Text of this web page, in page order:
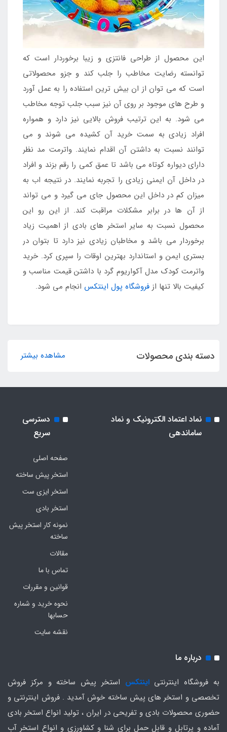
این محصول از طراحی فانتزی و زیبا برخوردار است که
توانسته رضایت مخاطب را جلب کند و جزو محصولاتی
است که می توان از ان بیش ترین استفاده را به عمل آورد
و طرح های موجود بر روی آن نیز سبب جلب توجه مخاطب
می شود. به این ترتیب فروش بالایی نیز دارد و همواره
افراد زیادی به سمت خرید آن کشیده می شوند و می
توانند نسبت به داشتن آن اقدام نمایند. واترمت مد نظر
دارای دیواره کوتاه می باشد تا عمق کمی را رقم بزند و افراد
در داخل آن ایمنی زیادی را تجربه نمایند. در نتیجه اب به
میزان کم در داخل این محصول جای می گیرد و می تواند
از آن ها در برابر مشکلات مراقبت کند. از این رو این
محصول نسبت به سایر استخر های بادی از اهمیت زیاد
برخوردار می باشد و مخاطبان زیادی نیز دارد تا بتوان در
بستری ایمن و استاندارد بهترین اوقات را سپری کرد. خرید
واترمت کودک مدل آکواریوم گرد با داشتن قیمت مناسب و
کیفیت بالا تنها از فروشگاه پول اینتکس انجام می شود.
دسته بندی محصولات مشاهده بیشتر
نماد اعتماد الکترونیک و نماد
ساماندهی
دسترسی
سریع
صفحه اصلی
استخر پیش ساخته
استخر ایزی ست
استخر بادی
نمونه کار استخر پیش
ساخته
مقالات
تماس با ما
قوانین و مقررات
نحوه خرید و شماره
حسابها
نقشه سایت
درباره ما
به فروشگاه اینترنتیاینتکس استخر پیش ساخته و مرکز فروش
تخصصی و استخر های پیش ساخته خوش آمدید . فروش اینترنتی و
حضوری محصولات بادی و تفریحی در ایران ، تولید انواع استخر بادی
آماده و پرتابل و قابل حمل برای شنا و کشاورزی و انواع استخر آب